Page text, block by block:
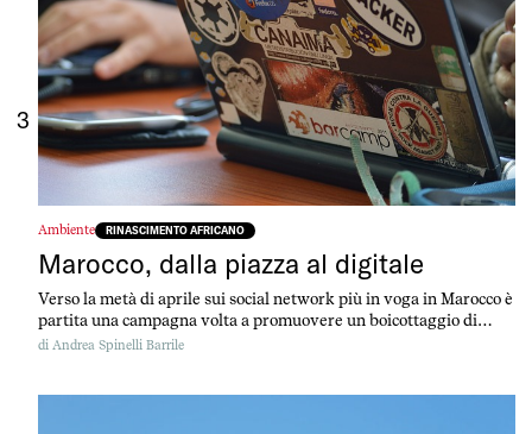
3
Ambiente RINASCIMENTO AFRICANO
Marocco, dalla piazza al digitale
Verso la metà di aprile sui social network più in voga in Marocco è
partita una campagna volta a promuovere un boicottaggio di
alcuni prodotti di larghissimo consumo come il carburante dei
di Andrea Spinelli Barrile